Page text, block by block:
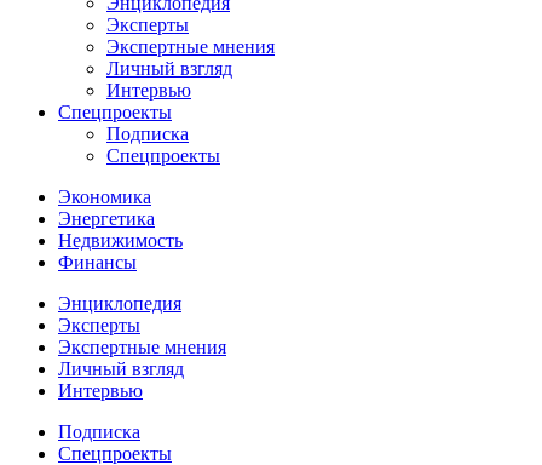
Эксперты
Экспертные мнения
Личный взгляд
Интервью
Спецпроекты
Подписка
Спецпроекты
Экономика
Энергетика
Недвижимость
Финансы
Энциклопедия
Эксперты
Экспертные мнения
Личный взгляд
Интервью
Подписка
Спецпроекты